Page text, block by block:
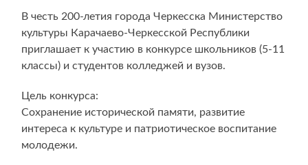
В честь 200-летия города Черкесска Министерство
культуры Карачаево-Черкесской Республики
приглашает к участию в конкурсе школьников (5-11
классы) и студентов колледжей и вузов.
Цель конкурса:
Сохранение исторической памяти, развитие
интереса к культуре и патриотическое воспитание
молодежи.